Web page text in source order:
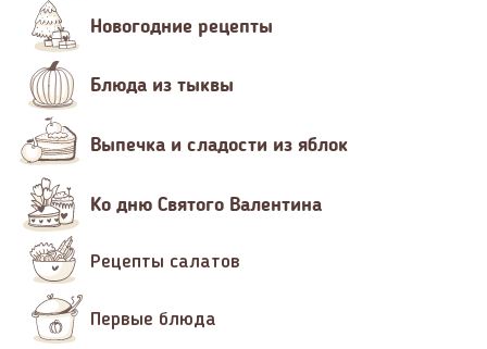
Новогодние рецепты
Блюда из тыквы
Выпечка и сладости из яблок
Ко дню Святого Валентина
Рецепты салатов
Первые блюда